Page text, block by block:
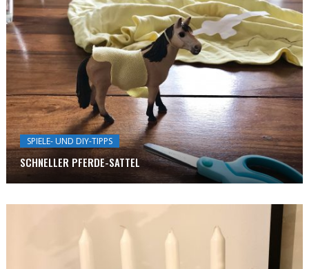
SPIELE- UND DIY-TIPPS
SCHNELLER PFERDE-SATTEL